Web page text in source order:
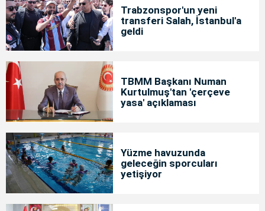
Trabzonspor'un yeni
transferi Salah, İstanbul'a
geldi
TBMM Başkanı Numan
Kurtulmuş'tan 'çerçeve
yasa' açıklaması
Yüzme havuzunda
geleceğin sporcuları
yetişiyor